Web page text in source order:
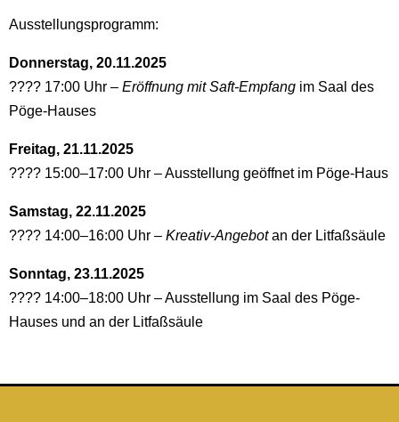
Ausstellungsprogramm:
Donnerstag, 20.11.2025
???? 17:00 Uhr – Eröffnung mit Saft-Empfang im Saal des
Pöge-Hauses
Freitag, 21.11.2025
???? 15:00–17:00 Uhr – Ausstellung geöffnet im Pöge-Haus
Samstag, 22.11.2025
???? 14:00–16:00 Uhr – Kreativ-Angebotan der Litfaßsäule
Sonntag, 23.11.2025
???? 14:00–18:00 Uhr – Ausstellung im Saal des Pöge-
Hauses und an der Litfaßsäule